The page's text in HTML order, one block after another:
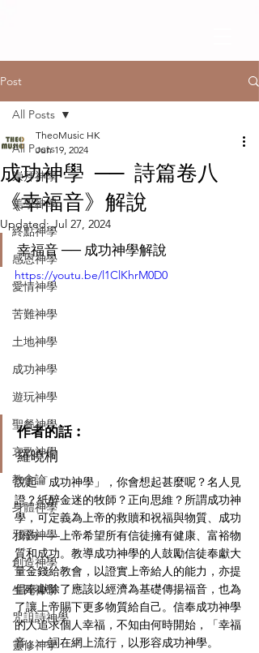
Post
All Posts
崇拜神學
美學神學
終點神學
感恩神學
愛情神學
苦難神學
土地神學
成功神學
遊玩神學
聖餐神學
哀歌神學
教會論
身體神學
邪惡神學
創造神學
生死神學
咒詛詩神學
靈修神學
All Posts
成功神學 ── 詩篇卷八
《幸福音》解說
TheoMusic HK
Jun 19, 2024
Updated:Jul 27, 2024
幸福音 ── 成功神學解說
https://youtu.be/l1ClKhrM0D0
作者的話︰
羅曉桐
說起「成功神學」，你會想起甚麼呢？名人見
證？紙醉金迷的牧師？正向思維？所謂成功神
學，可定義為上帝的救贖和祝福與物質、成功
掛鉤——上帝希望所有信徒擁有健康、富裕物
質和成功。教導成功神學的人鼓勵信徒奉獻大
量金錢給教會，以證實上帝給人的能力，亦提
倡奉獻除了應該以經濟為基礎傳揚福音，也為
了讓上帝賜下更多物質給自己。信奉成功神學
的人追求個人幸福，不知由何時開始，「幸福
音」一詞在網上流行，以形容成功神學。